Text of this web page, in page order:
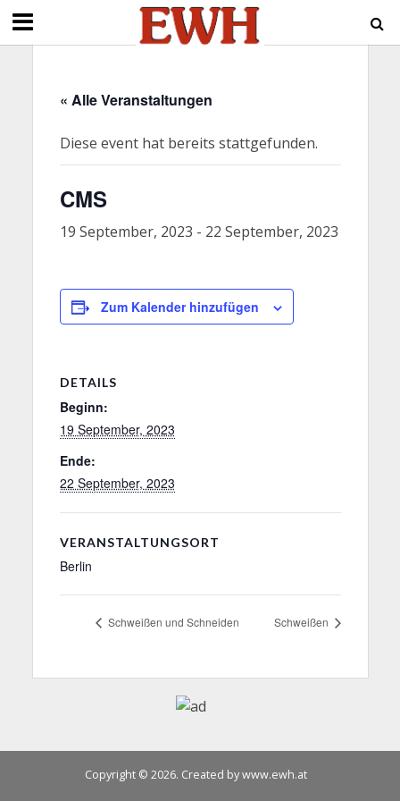
« Alle Veranstaltungen
Diese event hat bereits stattgefunden.
CMS
19 September, 2023 - 22 September, 2023
Zum Kalender hinzufügen
DETAILS
Beginn:
19 September, 2023
Ende:
22 September, 2023
VERANSTALTUNGSORT
Berlin
Schweißen und Schneiden Schweißen
Copyright © 2026. Created by www.ewh.at